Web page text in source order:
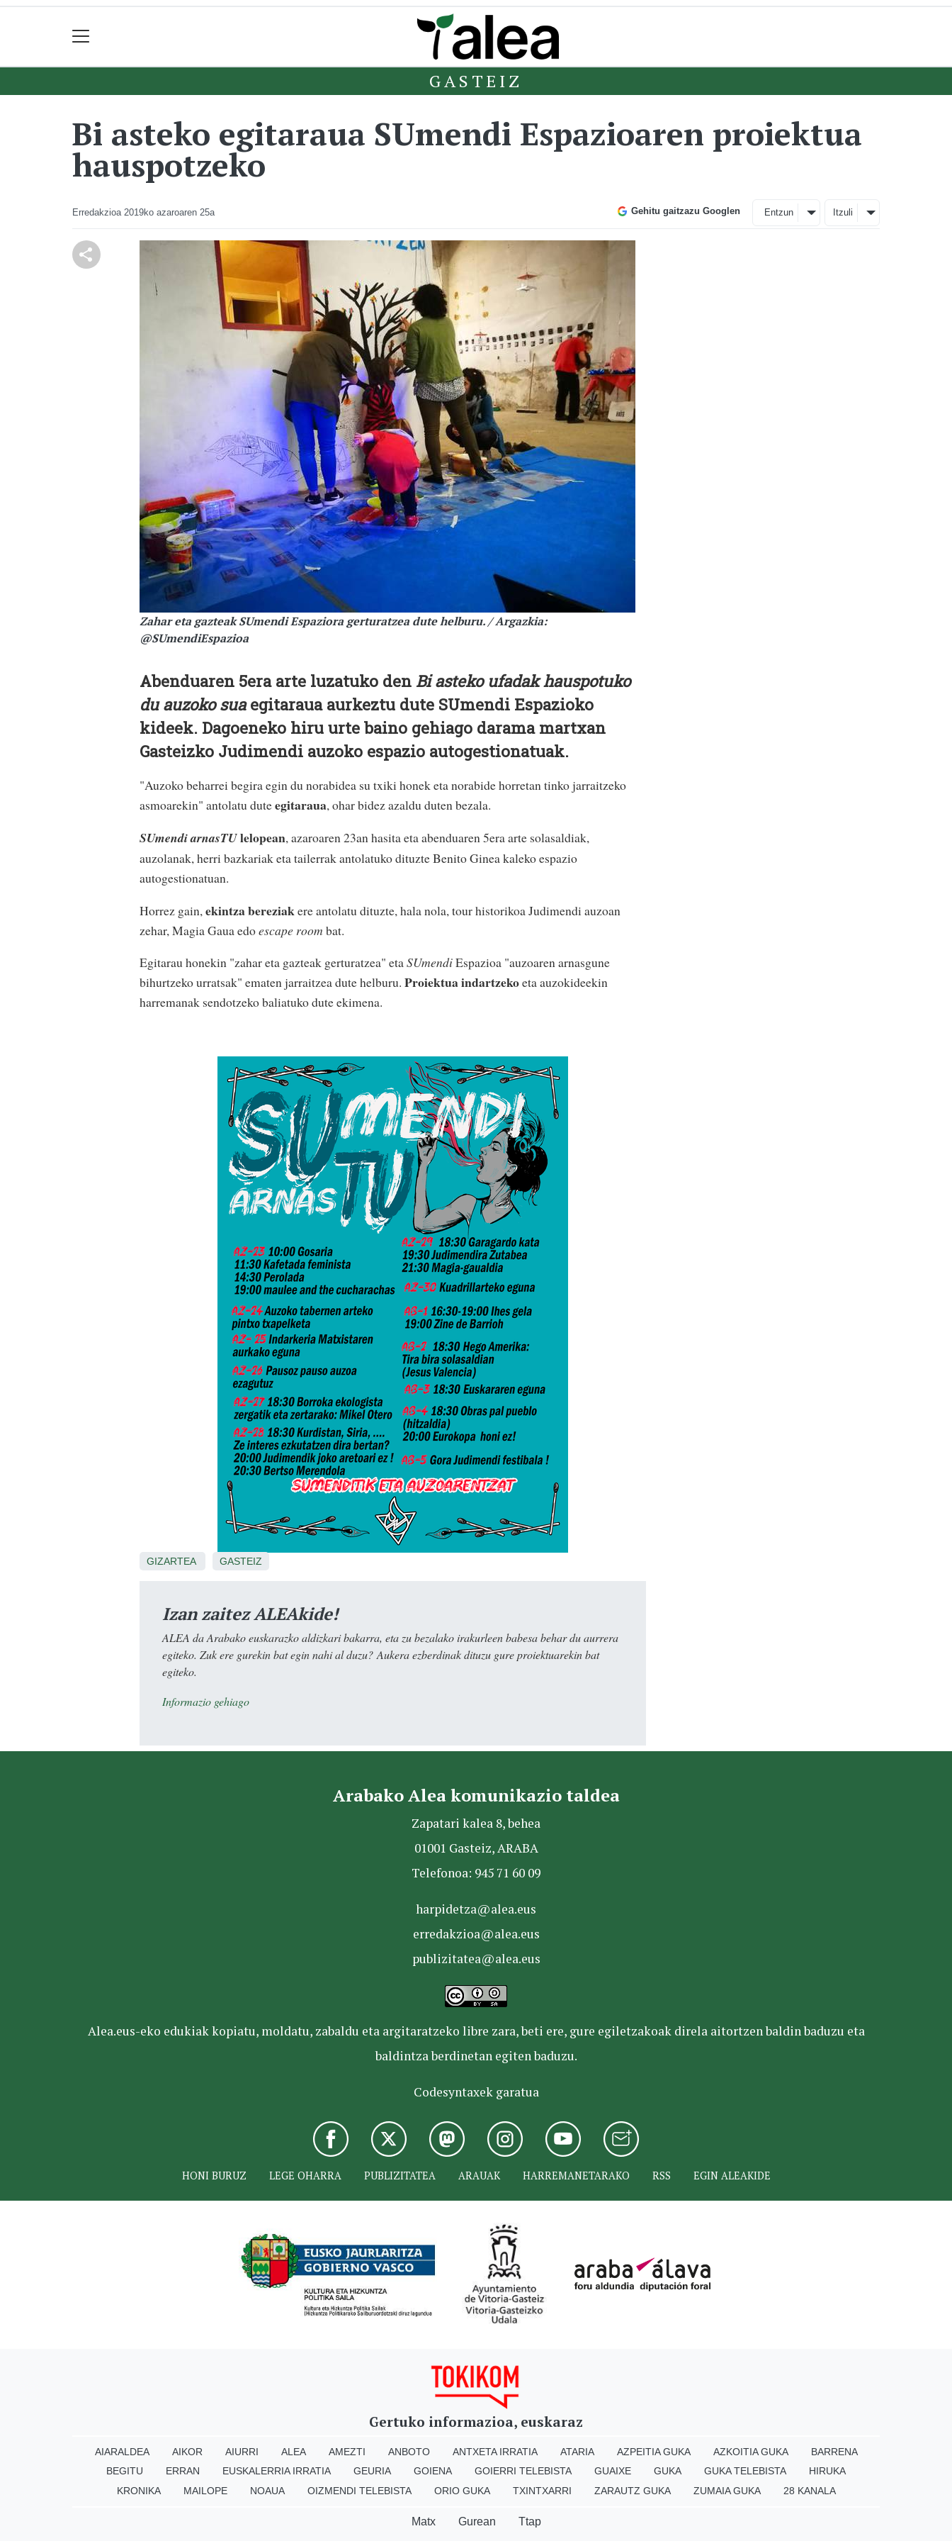
GASTEIZ
Bi asteko egitaraua SUmendi Espazioaren proiektua
hauspotzeko
Erredakzioa 2019ko azaroaren 25a Gehitu gaitzazu Googlen Entzun Itzuli
Zahar eta gazteak SUmendi Espaziora gerturatzea dute helburu. / Argazkia:
@SUmendiEspazioa
Abenduaren 5era arte luzatuko den Bi asteko ufadak hauspotuko
du auzoko suaegitaraua aurkeztu dute SUmendi Espazioko
kideek. Dagoeneko hiru urte baino gehiago darama martxan
Gasteizko Judimendi auzoko espazio autogestionatuak.
"Auzoko beharrei begira egin du norabidea su txiki honek eta norabide horretan tinko jarraitzeko
asmoarekin" antolatu duteegitaraua, ohar bidez azaldu duten bezala.
SUmendi arnasTUlelopean, azaroaren 23an hasita eta abenduaren 5era arte solasaldiak,
auzolanak, herri bazkariak eta tailerrak antolatuko dituzte Benito Ginea kaleko espazio
autogestionatuan.
Horrez gain, ekintza bereziakere antolatu dituzte, hala nola, tour historikoa Judimendi auzoan
zehar, Magia Gaua edoescape room bat.
Egitarau honekin "zahar eta gazteak gerturatzea" etaSUmendiEspazioa "auzoaren arnasgune
bihurtzeko urratsak" ematen jarraitzea dute helburu. Proiektua indartzekoeta auzokideekin
harremanak sendotzeko baliatuko dute ekimena.
GIZARTEA GASTEIZ
Izan zaitez ALEAkide!
ALEA da Arabako euskarazko aldizkari bakarra, eta zu bezalako irakurleen babesa behar du aurrera
egiteko. Zuk ere gurekin bat egin nahi al duzu? Aukera ezberdinak dituzu gure proiektuarekin bat
egiteko.
Informazio gehiago
Arabako Alea komunikazio taldea
Zapatari kalea 8, behea
01001 Gasteiz, ARABA
Telefonoa: 945 71 60 09
harpidetza@alea.eus
erredakzioa@alea.eus
publizitatea@alea.eus
Alea.eus-eko edukiak kopiatu, moldatu, zabaldu eta argitaratzeko libre zara, beti ere, gure egiletzakoak direla aitortzen baldin baduzu eta
baldintza berdinetan egiten baduzu.
Codesyntaxek garatua
HONI BURUZ LEGE OHARRA PUBLIZITATEA ARAUAK HARREMANETARAKO RSS EGIN ALEAKIDE
Gertuko informazioa, euskaraz
AIARALDEA AIKOR AIURRI ALEA AMEZTI ANBOTO ANTXETA IRRATIA ATARIA AZPEITIA GUKA AZKOITIA GUKA
BARRENA
BEGITU
ERRAN EUSKALERRIA IRRATIA GEURIA GOIENA GOIERRI TELEBISTA GUAIXE GUKA GUKA TELEBISTA
HIRUKA
KRONIKA
MAILOPE NOAUA OIZMENDI TELEBISTA ORIO GUKA TXINTXARRI ZARAUTZ GUKA ZUMAIA GUKA 28 KANALA
Matx Gurean Ttap